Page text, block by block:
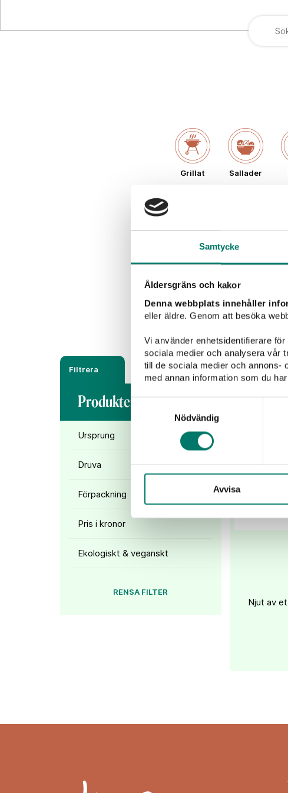
Samtycke
Åldersgräns och kakor
Denna webbplats innehåller
eller äldre. Genom att besöka
Vi använder enhetsidentifierare
sociala medier och analysera vår
till de sociala medier och annons-
med annan information som du
Samtyckesval
Nödvändig
Avvisa
Grillat Sallader
Rött vin Vitt vin
Filtrera
Produkter (1)
Ursprung
Druva
Förpackning
Pris i kronor
Ekologiskt & veganskt
RENSA FILTER
Njut av